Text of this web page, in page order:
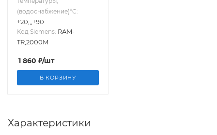
(водоснабжение)°C:
+20,,,+90
Код Siemens: RAM-
TR,2000M
1 860 ₽/шт
В КОРЗИНУ
Характеристики